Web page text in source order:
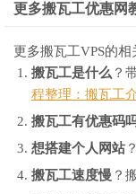
更多搬瓦工优惠网
更多搬瓦工VPS的
搬瓦工是什么 ？
程整理：搬瓦工
搬瓦工有优惠码
想搭建个人网站
搬瓦工速度慢 ？